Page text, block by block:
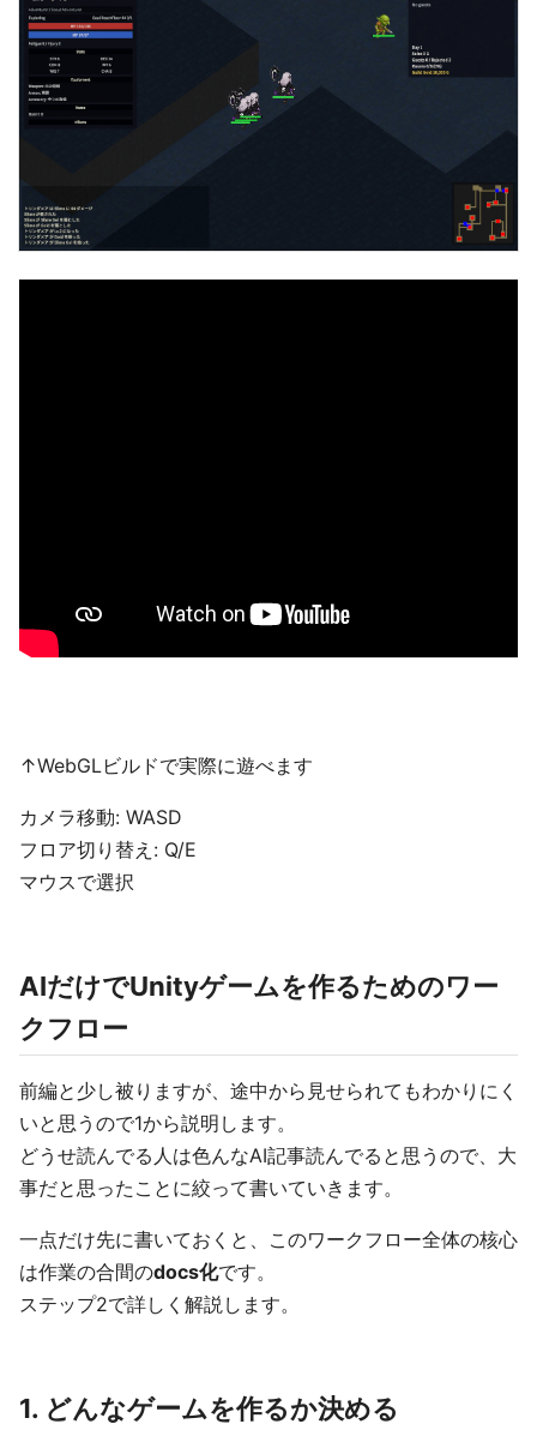
↑WebGLビルドで実際に遊べます
カメラ移動: WASD
フロア切り替え: Q/E
マウスで選択
AIだけでUnityゲームを作るためのワー
クフロー
前編と少し被りますが、途中から見せられてもわかりにく
いと思うので1から説明します。
どうせ読んでる人は色んなAI記事読んでると思うので、大
事だと思ったことに絞って書いていきます。
一点だけ先に書いておくと、このワークフロー全体の核心
は作業の合間のdocs化です。
ステップ2で詳しく解説します。
1. どんなゲームを作るか決める